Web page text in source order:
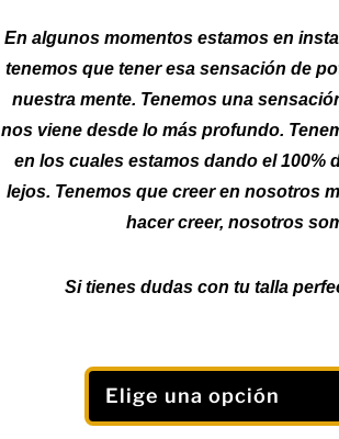
En algunos momentos estamos en
tenemos que tener esa sensación de
nuestra mente. Tenemos una
nos viene desde lo más profundo.
en los cuales estamos dando el 100%
lejos. Tenemos que creer en nosotros
hacer creer, nosotros
Si tienes dudas con tu talla